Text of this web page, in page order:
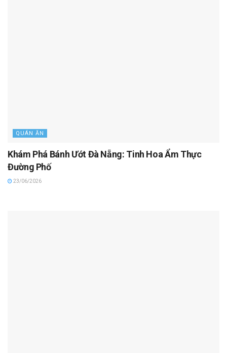
QUÁN ĂN
Khám Phá Bánh Ướt Đà Nẵng: Tinh Hoa Ẩm Thực
Đường Phố
23/06/2026